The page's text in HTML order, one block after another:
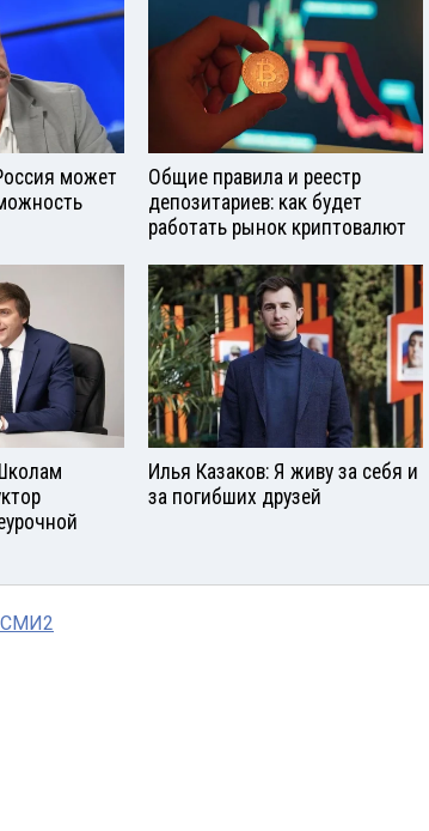
может
Общие правила и реестр
депозитариев: как будет
работать рынок криптовалют
Илья Казаков: Я живу за себя и
за погибших друзей
СМИ2